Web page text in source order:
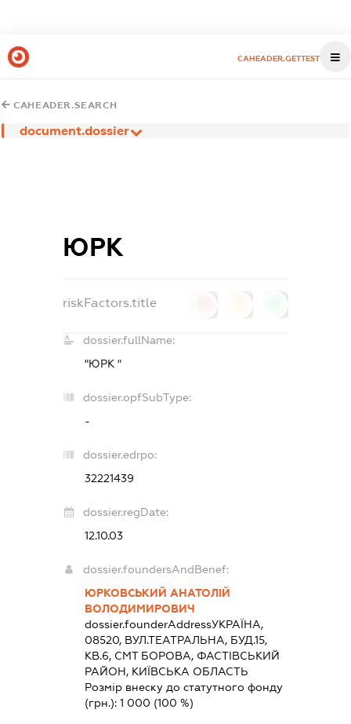
CAHEADER.GETTEST
CAHEADER.SEARCH
document.dossier
ЮРК
riskFactors.title
dossier.fullName:
"ЮРК "
dossier.opfSubType:
-
dossier.edrpo:
32221439
dossier.regDate:
12.10.03
dossier.foundersAndBenef:
ЮРКОВСЬКИЙ АНАТОЛІЙ
ВОЛОДИМИРОВИЧ
dossier.founderAddressУКРАЇНА,
08520, ВУЛ.ТЕАТРАЛЬНА, БУД.15,
КВ.6, СМТ БОРОВА, ФАСТІВСЬКИЙ
РАЙОН, КИЇВСЬКА ОБЛАСТЬ
Розмір внеску до статутного фонду
(грн.): 1 000 (100 %)